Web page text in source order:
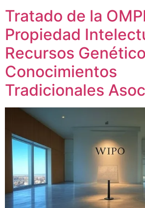
Tratado de la
Propiedad
Recursos
Conocimientos
Tradicionales